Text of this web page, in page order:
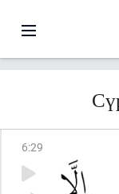
6:29